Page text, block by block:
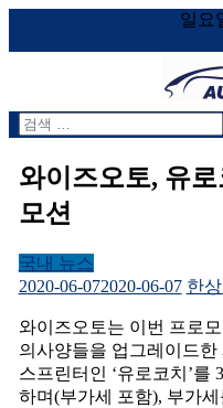
일요
AUTOPRESS
오토프레스, 자동차시승
검
색
어:
와이즈오토, 유
모션
국내 뉴스
2020-06-072020-06-07 한상
와이즈오토는 이번 프로
의사양들을 업그레이드
스프린터인 ‘유로코치’를
하며(부가세 포함), 부가